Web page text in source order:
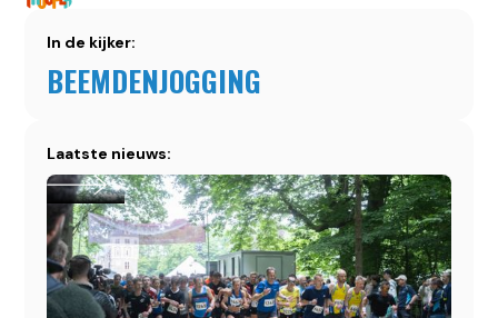
In de kijker:
BEEMDENJOGGING
Laatste nieuws: